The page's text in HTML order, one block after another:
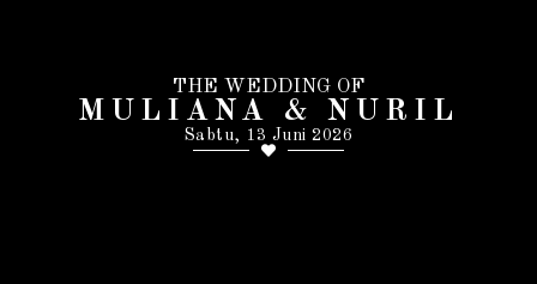
THE WEDDING OF
MULIANA & NURIL
Sabtu, 13 Juni 2026